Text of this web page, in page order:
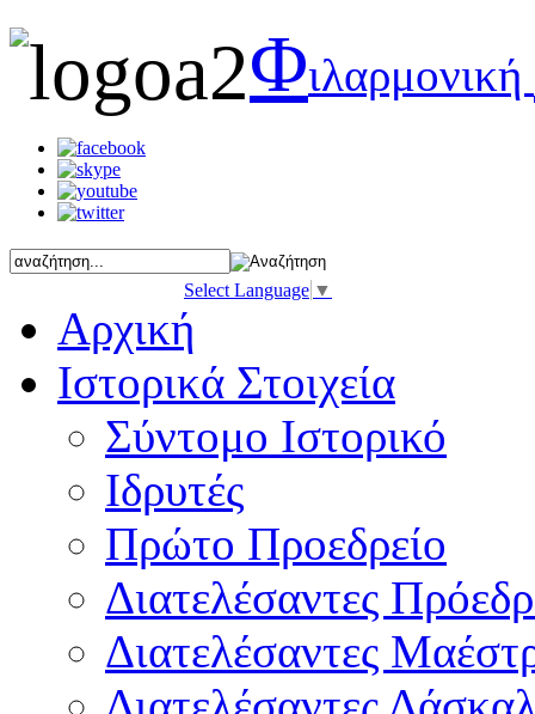
Φιλαρμονική
Select Language ▼
Αρχική
Ιστορικά Στοιχεία
Σύντομο Ιστορικό
Ιδρυτές
Πρώτο Προεδρείο
Διατελέσαντες
Διατελέσαντες